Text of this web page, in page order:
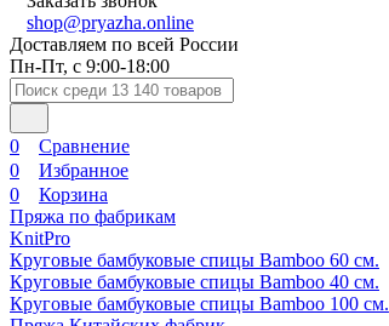
shop@pryazha.online
Доставляем по всей России
Пн-Пт, с 9:00-18:00
0
Сравнение
0
Избранное
0
Корзина
Пряжа по фабрикам
KnitPro
Круговые бамбуковые спицы Bamboo 60 см.
Круговые бамбуковые спицы Bamboo 40 см.
Круговые бамбуковые спицы Bamboo 100 см.